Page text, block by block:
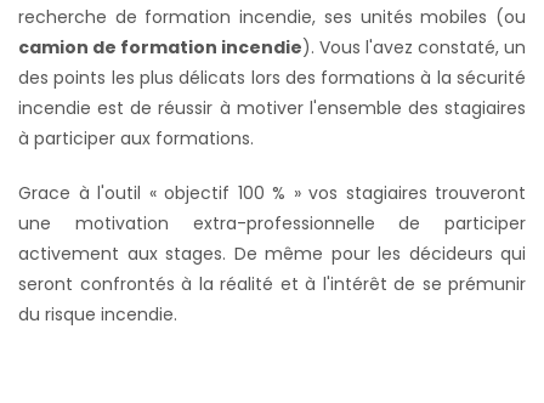
recherche de formation incendie, ses unités mobiles (ou
camion de formation incendie). Vous l'avez constaté, un
des points les plus délicats lors des formations à la sécurité
incendie est de réussir à motiver l'ensemble des stagiaires
à participer aux formations.
Grace à l'outil « objectif 100 % » vos stagiaires trouveront
une motivation extra-professionnelle de participer
activement aux stages. De même pour les décideurs qui
seront confrontés à la réalité et à l'intérêt de se prémunir
du risque incendie.